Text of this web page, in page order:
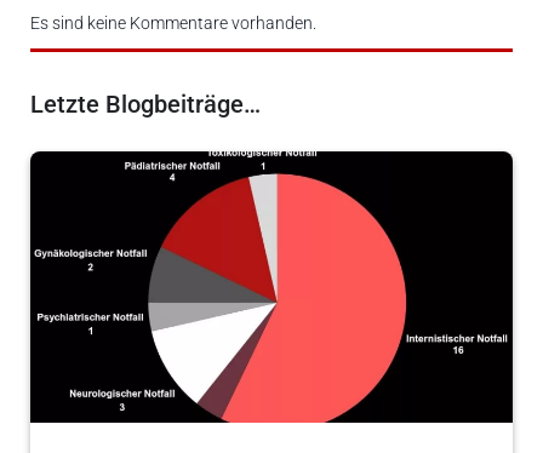
Es sind keine Kommentare vorhanden.
Letzte Blogbeiträge…